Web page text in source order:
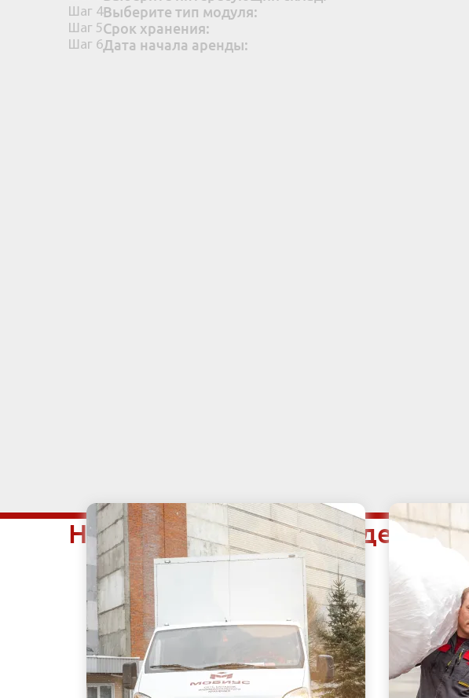
Шаг 4Выберите тип модуля:
Шаг 5Срок хранения:
Шаг 6Дата начала аренды:
Наши услуги у метро Удельная